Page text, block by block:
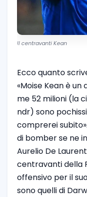
Il centravanti Kean
Ecco quanto
«Moise Kean è
me 52 milioni (la
ndr) sono
comprerei
di bomber se ne
Aurelio De
centravanti della
offensivo per il
sono quelli di